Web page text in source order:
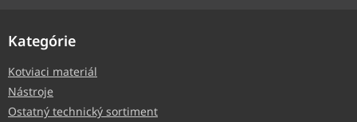
Kategórie
Kotviaci materiál
Nástroje
Ostatný technický sortiment